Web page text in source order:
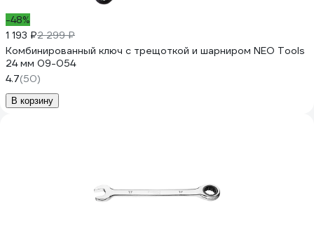
-48%
1 193 ₽2 299 ₽
Комбинированный ключ с трещоткой и шарниром NEO Tools
24 мм 09-054
4.7(50)
В корзину